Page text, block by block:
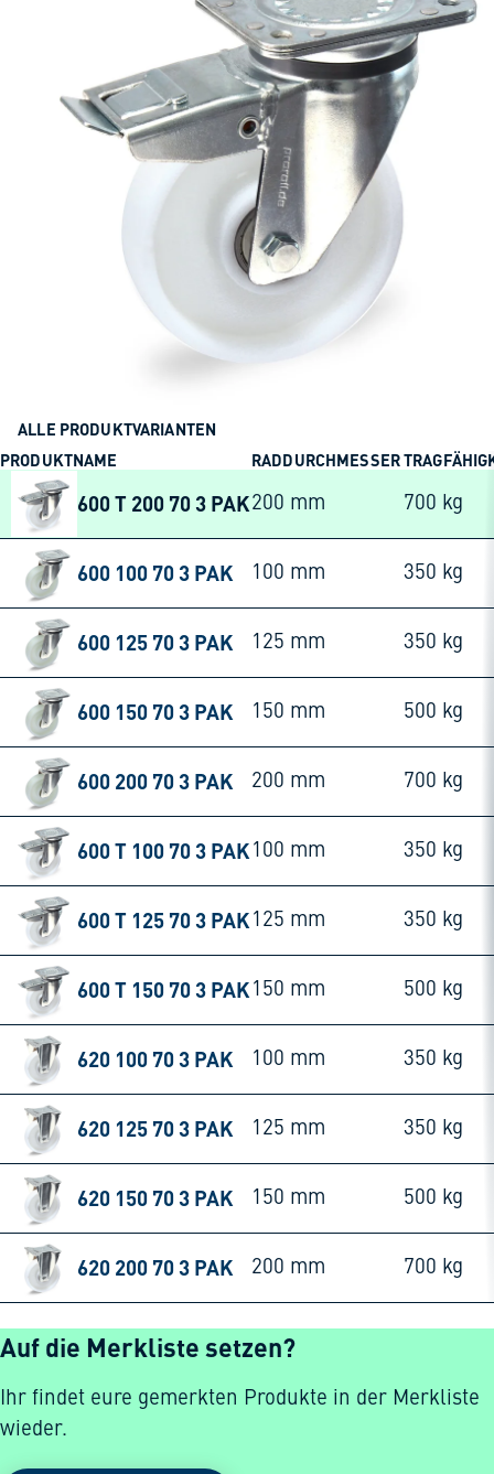
ALLE PRODUKTVARIANTEN
PRODUKTNAME
RADDURCHMESSER
600 T 200 70 3 PAK200 mm 700 kg
600 100 70 3 PAK 100 mm 350 kg
600 125 70 3 PAK 125 mm 350 kg
600 150 70 3 PAK 150 mm 500 kg
600 200 70 3 PAK 200 mm 700 kg
600 T 100 70 3 PAK 100 mm 350 kg
600 T 125 70 3 PAK 125 mm 350 kg
600 T 150 70 3 PAK 150 mm 500 kg
620 100 70 3 PAK 100 mm 350 kg
620 125 70 3 PAK 125 mm 350 kg
620 150 70 3 PAK 150 mm 500 kg
620 200 70 3 PAK 200 mm 700 kg
Auf die Merkliste setzen?
Ihr findet eure gemerkten Produkte in der Merkliste
wieder.